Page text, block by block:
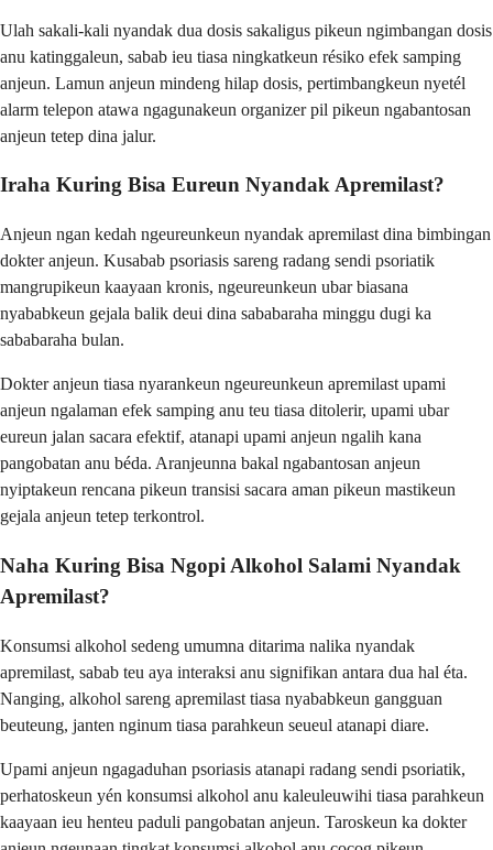
Ulah sakali-kali nyandak dua dosis sakaligus pikeun ngimbangan dosis
anu katinggaleun, sabab ieu tiasa ningkatkeun résiko efek samping
anjeun. Lamun anjeun mindeng hilap dosis, pertimbangkeun nyetél
alarm telepon atawa ngagunakeun organizer pil pikeun ngabantosan
anjeun tetep dina jalur.
Iraha Kuring Bisa Eureun Nyandak Apremilast?
Anjeun ngan kedah ngeureunkeun nyandak apremilast dina bimbingan
dokter anjeun. Kusabab psoriasis sareng radang sendi psoriatik
mangrupikeun kaayaan kronis, ngeureunkeun ubar biasana
nyababkeun gejala balik deui dina sababaraha minggu dugi ka
sababaraha bulan.
Dokter anjeun tiasa nyarankeun ngeureunkeun apremilast upami
anjeun ngalaman efek samping anu teu tiasa ditolerir, upami ubar
eureun jalan sacara efektif, atanapi upami anjeun ngalih kana
pangobatan anu béda. Aranjeunna bakal ngabantosan anjeun
nyiptakeun rencana pikeun transisi sacara aman pikeun mastikeun
gejala anjeun tetep terkontrol.
Naha Kuring Bisa Ngopi Alkohol Salami Nyandak
Apremilast?
Konsumsi alkohol sedeng umumna ditarima nalika nyandak
apremilast, sabab teu aya interaksi anu signifikan antara dua hal éta.
Nanging, alkohol sareng apremilast tiasa nyababkeun gangguan
beuteung, janten nginum tiasa parahkeun seueul atanapi diare.
Upami anjeun ngagaduhan psoriasis atanapi radang sendi psoriatik,
perhatoskeun yén konsumsi alkohol anu kaleuleuwihi tiasa parahkeun
kaayaan ieu henteu paduli pangobatan anjeun. Taroskeun ka dokter